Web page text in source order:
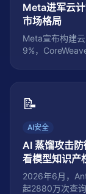
Meta进军云
市场格局
Meta宣布构建
9%，
受益。
📝
AI安全
AI 蒸馏攻击
看模型知识产
2026年6月，
起2880万次查